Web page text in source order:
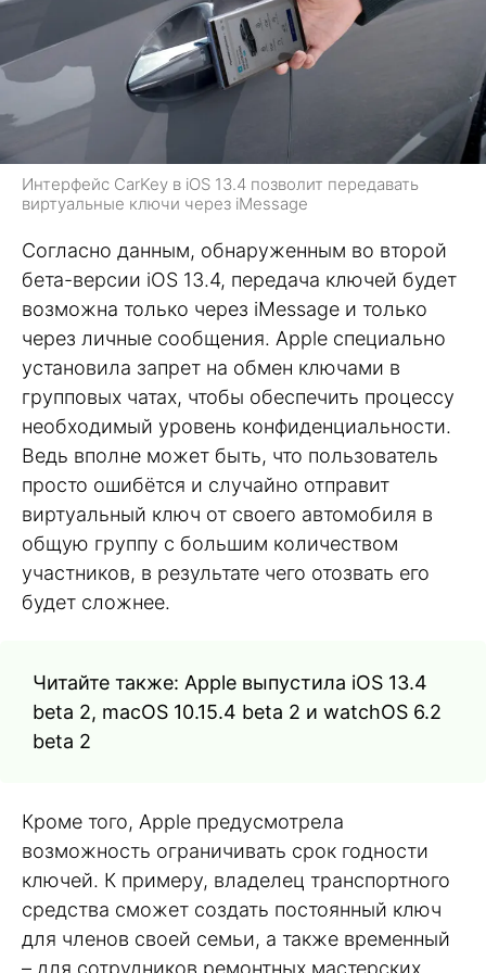
Интерфейс CarKey в iOS 13.4 позволит передавать
виртуальные ключи через iMessage
Согласно данным, обнаруженным во второй
бета-версии iOS 13.4, передача ключей будет
возможна только через iMessage и только
через личные сообщения. Apple специально
установила запрет на обмен ключами в
групповых чатах, чтобы обеспечить процессу
необходимый уровень конфиденциальности.
Ведь вполне может быть, что пользователь
просто ошибётся и случайно отправит
виртуальный ключ от своего автомобиля в
общую группу с большим количеством
участников, в результате чего отозвать его
будет сложнее.
Читайте также: Apple выпустила iOS 13.4
beta 2, macOS 10.15.4 beta 2 и watchOS 6.2
beta 2
Кроме того, Apple предусмотрела
возможность ограничивать срок годности
ключей. К примеру, владелец транспортного
средства сможет создать постоянный ключ
для членов своей семьи, а также временный
– для сотрудников ремонтных мастерских,